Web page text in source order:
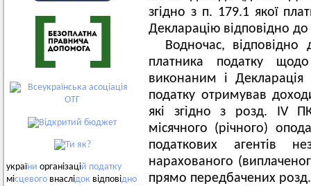
україни організацій податку
місцевого внаслідок відповідно
згідно з п. 179.1 якої
Декларацію відповідно
Водночас,
платника податку
виконаним і
податку отримував
які згідно з розд. IV
місячного (річного)
податкових агентів
нарахованого
прямо передбачених